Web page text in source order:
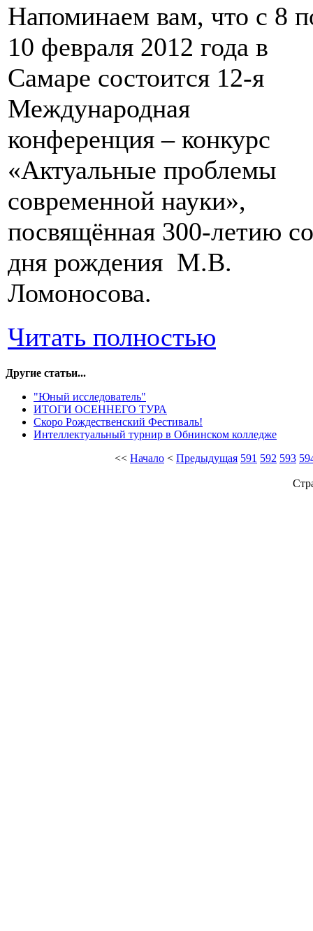
Напоминаем вам, что с 8
10 февраля 2012 года в
Самаре состоится 12-я
Международная
конференция – конкурс
«Актуальные проблемы
современной науки»,
посвящённая 300-летию со
дня рождения М.В.
Ломоносова.
Читать полностью
Другие статьи...
"Юный исследователь"
ИТОГИ ОСЕННЕГО ТУРА
Скоро Рождественский Фестиваль!
Интеллектуальный турнир в Обнинском колледже
<< Начало < Предыдущая 591 592 593